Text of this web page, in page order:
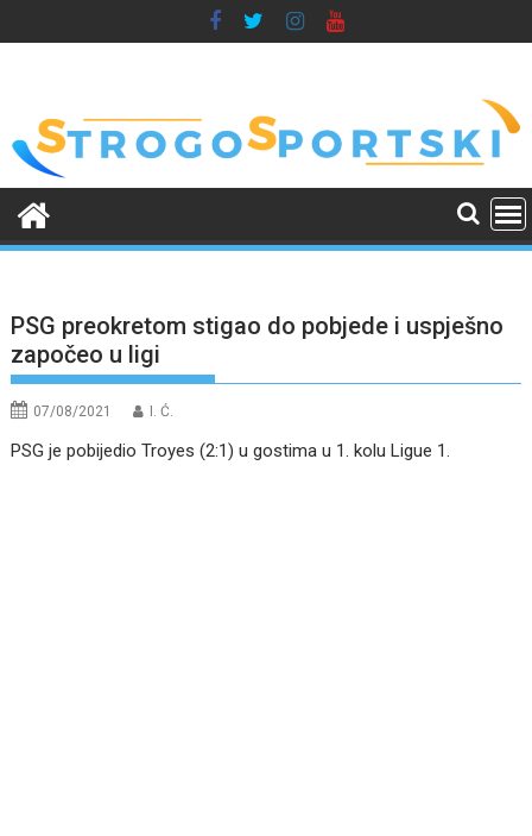
to
PSG preokretom stigao do pobjede i uspješno
započeo u ligi
07/08/2021 I. Ć.
PSG je pobijedio Troyes (2:1) u gostima u 1. kolu Ligue 1.